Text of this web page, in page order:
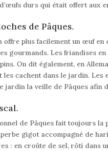
durs qui était offert aux
de Pâques.
offre plus facilement un œuf
gourmands. Les friandises
On dit également, en
les cachent dans le jardin. Les
jardin la veille de Pâques afin
de Pâques fait toujours la
gigot accompagné de
: en croûte de sel, rôti dans